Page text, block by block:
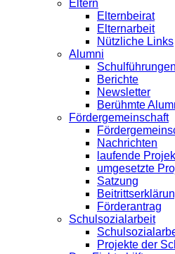
Eltern
Elternbeirat
Elternarbeit
Nützliche Links
Alumni
Schulführungen
Berichte
Newsletter
Berühmte
Förder­gemeinschaft
Nachrichten
laufende
umgesetzte
Satzung
Förderantrag
Schul­sozialarbeit
Projekte der